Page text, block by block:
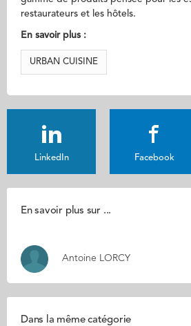
restaurateurs et les hôtels.
En savoir plus :
URBAN CUISINE
LinkedIn Facebook
En savoir plus sur ...
Antoine LORCY
Dans la même catégorie